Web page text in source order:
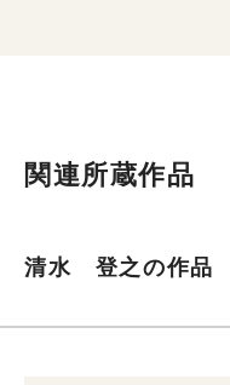
関連所蔵作品
清水 登之の作品